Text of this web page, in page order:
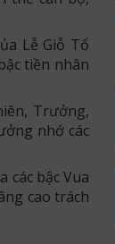
Lễ Giỗ Tổ
tiền nhân
Trưởng,
nhớ các
các bậc Vua
cao trách